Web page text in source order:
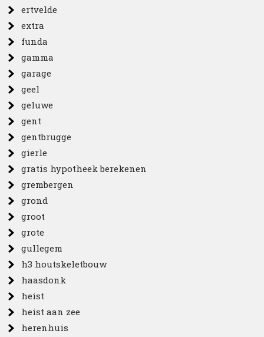
ertvelde
extra
funda
gamma
garage
geel
geluwe
gent
gentbrugge
gierle
gratis hypotheek berekenen
grembergen
grond
groot
grote
gullegem
h3 houtskeletbouw
haasdonk
heist
heist aan zee
herenhuis